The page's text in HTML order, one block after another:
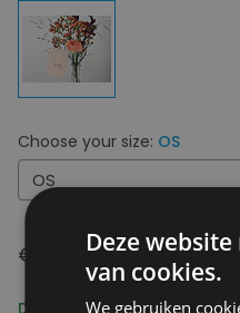
Choose your size: OS
OS
€ 2,00
Delivery 2-3 Working days
Deze
van cookies.
We gebruiken